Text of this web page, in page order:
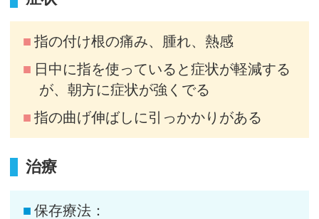
指の付け根の痛み、腫れ、熱感
日中に指を使っていると症状が軽減する
が、朝方に症状が強くでる
指の曲げ伸ばしに引っかかりがある
治療
保存療法：